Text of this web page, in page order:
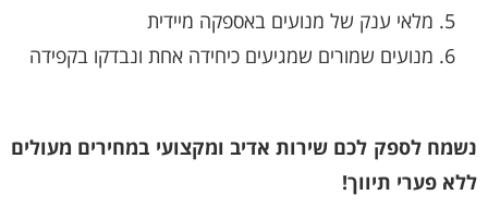
מלאי ענק של מנועים באספקה מיידית
מנועים שמורים שמגיעים כיחידה אחת ונבדקו בקפידה
נשמח לספק לכם שירות אדיב ומקצועי במחירים מעולים
ללא פערי תיווך!